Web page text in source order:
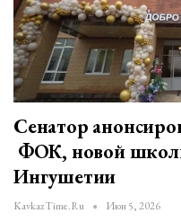
Сенатор
ФОК, новой
Ингушетии
KavkazTime.ru Июн 5, 2026